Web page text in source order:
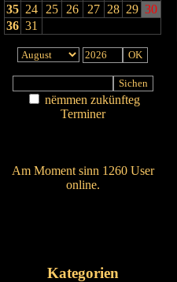
35 24 25 26 27 28 29 30
36 31
nëmmen zukünfteg
Terminer
Am Moment sinn 1260 User
online.
Kategorien